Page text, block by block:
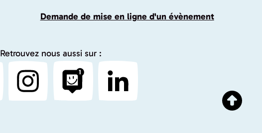
Demande de mise en ligne d'un évènement
Retrouvez nous aussi sur :